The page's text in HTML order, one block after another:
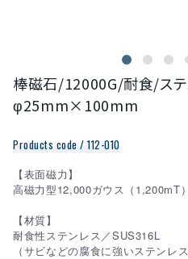
棒磁石/12000G/耐食/ス
φ25mm×100mm
Products code / 112-010
【表面磁力】
高磁力型12,000ガウス（1,200mT）
【材質】
耐食性ステンレス／SUS316L
（サビなどの腐食に強いステンレス